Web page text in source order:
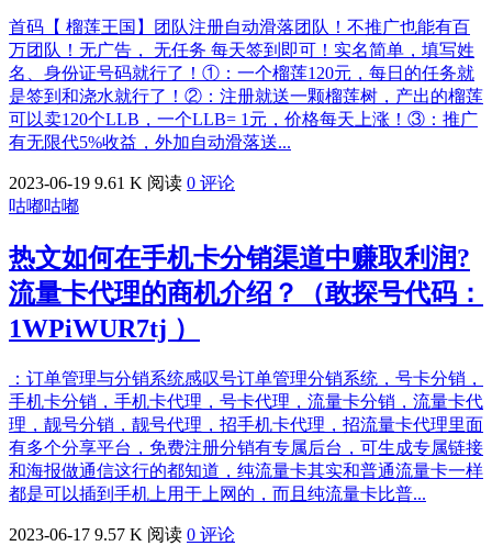
首码【 榴莲王国】团队注册自动滑落团队！不推广也能有百
万团队！无广告， 无任务 每天签到即可！实名简单，填写姓
名、身份证号码就行了！①：一个榴莲120元，每日的任务就
是签到和浇水就行了！②：注册就送一颗榴莲树，产出的榴莲
可以卖120个LLB，一个LLB= 1元，价格每天上涨！③：推广
有无限代5%收益，外加自动滑落送...
2023-06-19 9.61 K 阅读 0 评论
咕嘟咕嘟
热文如何在手机卡分销渠道中赚取利润?
流量卡代理的商机介绍？（敢探号代码：
1WPiWUR7tj ）
：订单管理与分销系统感叹号订单管理分销系统，号卡分销，
手机卡分销，手机卡代理，号卡代理，流量卡分销，流量卡代
理，靓号分销，靓号代理，招手机卡代理，招流量卡代理里面
有多个分享平台，免费注册分销有专属后台，可生成专属链接
和海报做通信这行的都知道，纯流量卡其实和普通流量卡一样
都是可以插到手机上用于上网的，而且纯流量卡比普...
2023-06-17 9.57 K 阅读 0 评论